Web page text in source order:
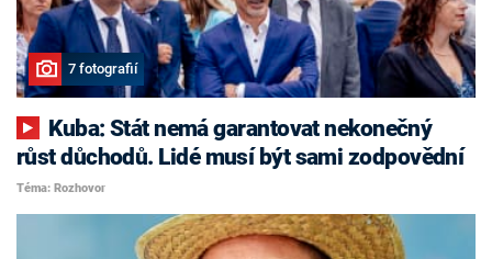
7 fotografií
růst důchodů. Lidé musí být sami zodpovědní
Téma: Rozhovor